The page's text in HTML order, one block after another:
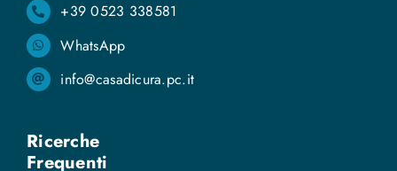
+39 0523 338581
WhatsApp
info@casadicura.pc.it
Ricerche
Frequenti